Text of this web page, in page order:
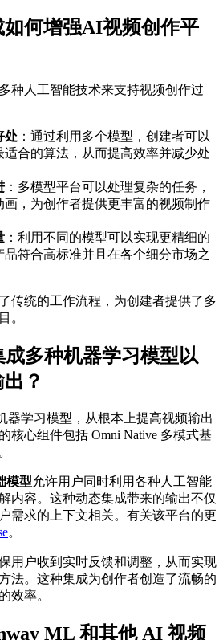
何增强AI视频创作平
种人工智能技术来支持视频创作过
处 ：通过利用多个模型，创建者可以
适合的算法，从而提高效率并减少处
：多模型平台可以处理复杂的任务，
画，为创作者提供更丰富的视频制作
：利用不同的模型可以实现更精细的
符合高标准并且在各个细分市场之
传统的工作流程，为创建者提供了多
。
成多种机器学习模型以
？
器学习模型，从根本上提高视频输出
核心组件包括 Omni Native 多模式基
模型允许用户同时利用各种人工智能
内容。这种动态集成带来的输出不仅
需求的上下文相关。有关该平台的更
。
用户收到实时反馈和调整，从而实现
法。这种集成为创作者创造了流畅的
效率。
ML 和其他 AI 视频